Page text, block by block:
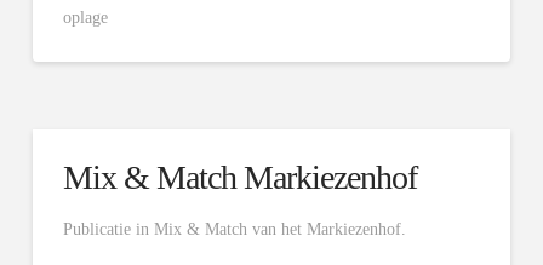
oplage
Mix & Match Markiezenhof
Publicatie in Mix & Match van het Markiezenhof.